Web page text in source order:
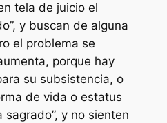
tela de juicio el
y buscan de alguna
el problema se
porque hay
su subsistencia, o
de vida o estatus
sagrado”, y no sienten